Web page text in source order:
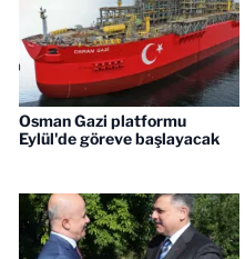
Osman Gazi platformu
Eylül'de göreve başlayacak